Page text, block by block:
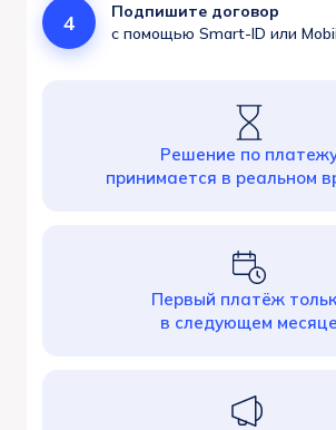
4
Подпишите договор
с помощью Smart-ID или
Решение по
принимается в реальном
Первый платёж
в следующем месяце